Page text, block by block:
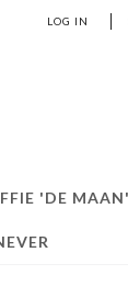
LOG IN
'DE MAAN'